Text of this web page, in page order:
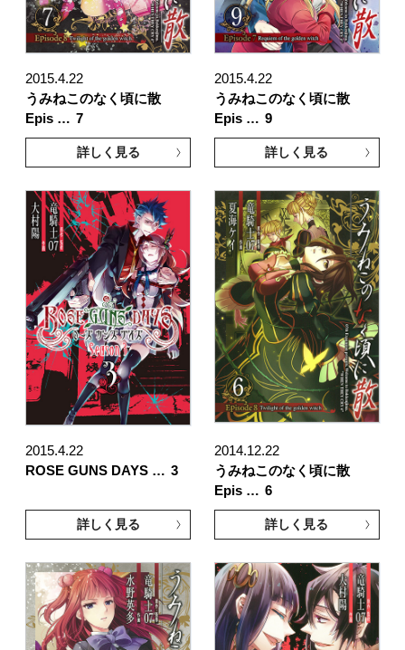
2015.4.22
うみねこのなく頃に散
Epis … 7
詳しく見る
2015.4.22
うみねこのなく頃に散
Epis … 9
詳しく見る
2015.4.22
ROSE GUNS DAYS … 3
詳しく見る
2014.12.22
うみねこのなく頃に散
Epis … 6
詳しく見る